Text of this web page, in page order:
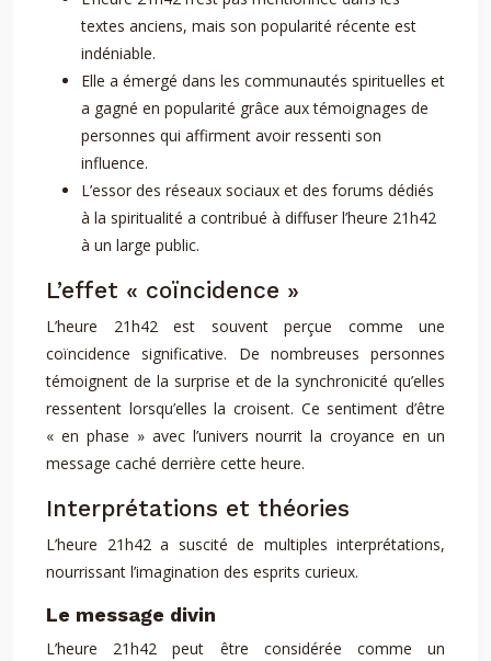
textes anciens, mais son popularité récente est
indéniable.
Elle a émergé dans les communautés spirituelles et
a gagné en popularité grâce aux témoignages de
personnes qui affirment avoir ressenti son
influence.
L’essor des réseaux sociaux et des forums dédiés
à la spiritualité a contribué à diffuser l’heure 21h42
à un large public.
L’effet « coïncidence »
L’heure 21h42 est souvent perçue comme une
coïncidence significative. De nombreuses personnes
témoignent de la surprise et de la synchronicité qu’elles
ressentent lorsqu’elles la croisent. Ce sentiment d’être
« en phase » avec l’univers nourrit la croyance en un
message caché derrière cette heure.
Interprétations et théories
L’heure 21h42 a suscité de multiples interprétations,
nourrissant l’imagination des esprits curieux.
Le message divin
L’heure 21h42 peut être considérée comme un